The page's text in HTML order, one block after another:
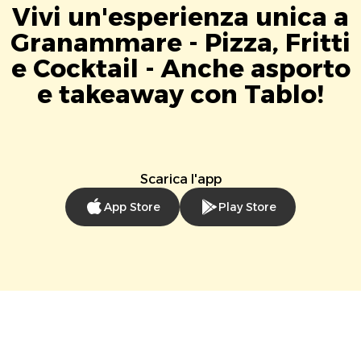
Vivi un'esperienza unica a
Granammare - Pizza, Fritti
e Cocktail - Anche asporto
e takeaway con Tablo!
Scarica l'app
App Store Play Store